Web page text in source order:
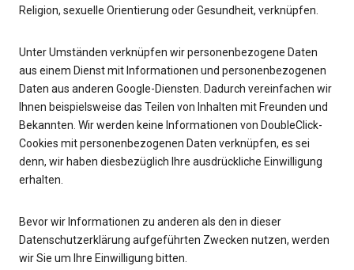
Religion, sexuelle Orientierung oder Gesundheit, verknüpfen.
Unter Umständen verknüpfen wir personenbezogene Daten
aus einem Dienst mit Informationen und personenbezogenen
Daten aus anderen Google-Diensten. Dadurch vereinfachen wir
Ihnen beispielsweise das Teilen von Inhalten mit Freunden und
Bekannten. Wir werden keine Informationen von DoubleClick-
Cookies mit personenbezogenen Daten verknüpfen, es sei
denn, wir haben diesbezüglich Ihre ausdrückliche Einwilligung
erhalten.
Bevor wir Informationen zu anderen als den in dieser
Datenschutzerklärung aufgeführten Zwecken nutzen, werden
wir Sie um Ihre Einwilligung bitten.